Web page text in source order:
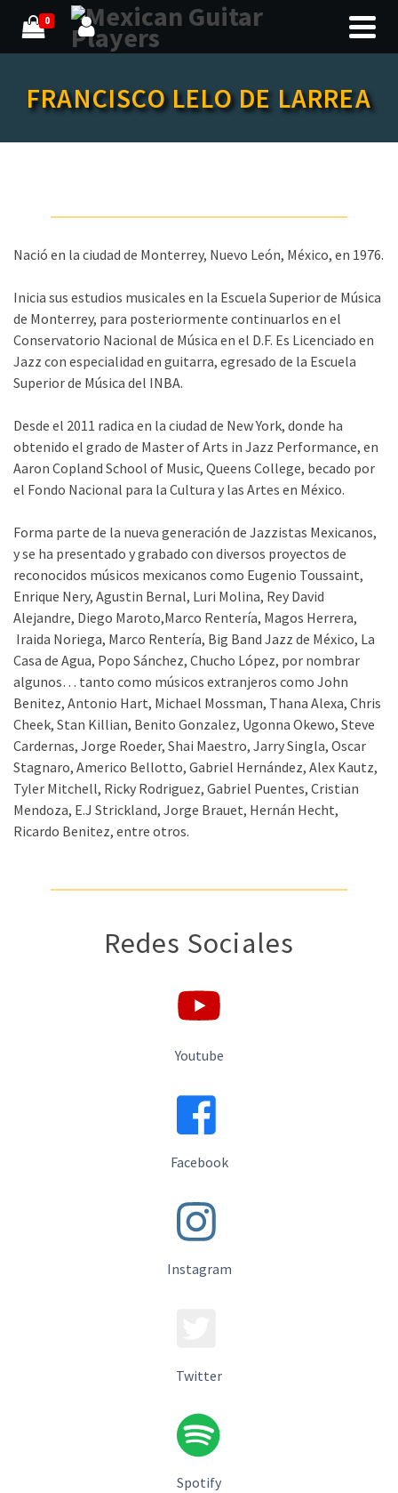
0
FRANCISCO LELO DE LARREA
Nació en la ciudad de Monterrey, Nuevo León, México, en 1976.
Inicia sus estudios musicales en la Escuela Superior de Música
de Monterrey, para posteriormente continuarlos en el
Conservatorio Nacional de Música en el D.F. Es Licenciado en
Jazz con especialidad en guitarra, egresado de la Escuela
Superior de Música del INBA.
Desde el 2011 radica en la ciudad de New York, donde ha
obtenido el grado de Master of Arts in Jazz Performance, en
Aaron Copland School of Music, Queens College, becado por
el Fondo Nacional para la Cultura y las Artes en México.
Forma parte de la nueva generación de Jazzistas Mexicanos,
y se ha presentado y grabado con diversos proyectos de
reconocidos músicos mexicanos como Eugenio Toussaint,
Enrique Nery, Agustin Bernal, Luri Molina, Rey David
Alejandre, Diego Maroto,Marco Rentería, Magos Herrera,
Iraida Noriega, Marco Rentería, Big Band Jazz de México, La
Casa de Agua, Popo Sánchez, Chucho López, por nombrar
algunos… tanto como músicos extranjeros como John
Benitez, Antonio Hart, Michael Mossman, Thana Alexa, Chris
Cheek, Stan Killian, Benito Gonzalez, Ugonna Okewo, Steve
Cardernas, Jorge Roeder, Shai Maestro, Jarry Singla, Oscar
Stagnaro, Americo Bellotto, Gabriel Hernández, Alex Kautz,
Tyler Mitchell, Ricky Rodriguez, Gabriel Puentes, Cristian
Mendoza, E.J Strickland, Jorge Brauet, Hernán Hecht,
Ricardo Benitez, entre otros.
Redes Sociales
Youtube
Facebook
Instagram
Twitter
Spotify